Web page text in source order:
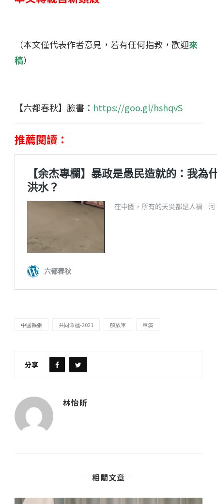
（本文僅代表作者意見，若有任何指教，歡迎來
稿）
【六都春秋】臉書： https://goo.gl/hshqvS
推薦閱讀：
中國擴張 共同命運-2021 解放軍 軍演
分享
林怡昕
相關文章